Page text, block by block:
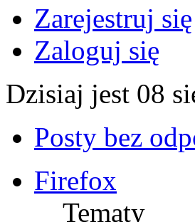
Zarejestruj się
Zaloguj się
Dzisiaj jest 08
Posty bez
Firefox
Tematy